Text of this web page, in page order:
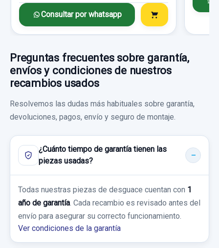
Consultar por whatsapp
Preguntas frecuentes sobre garantía,
envíos y condiciones de nuestros
recambios usados
Resolvemos las dudas más habituales sobre garantía,
devoluciones, pagos, envío y seguro de montaje.
¿Cuánto tiempo de garantía tienen las
piezas usadas?
Todas nuestras piezas de desguace cuentan con 1
año de garantía . Cada recambio es revisado antes del
envío para asegurar su correcto funcionamiento.
Ver condiciones de la garantía